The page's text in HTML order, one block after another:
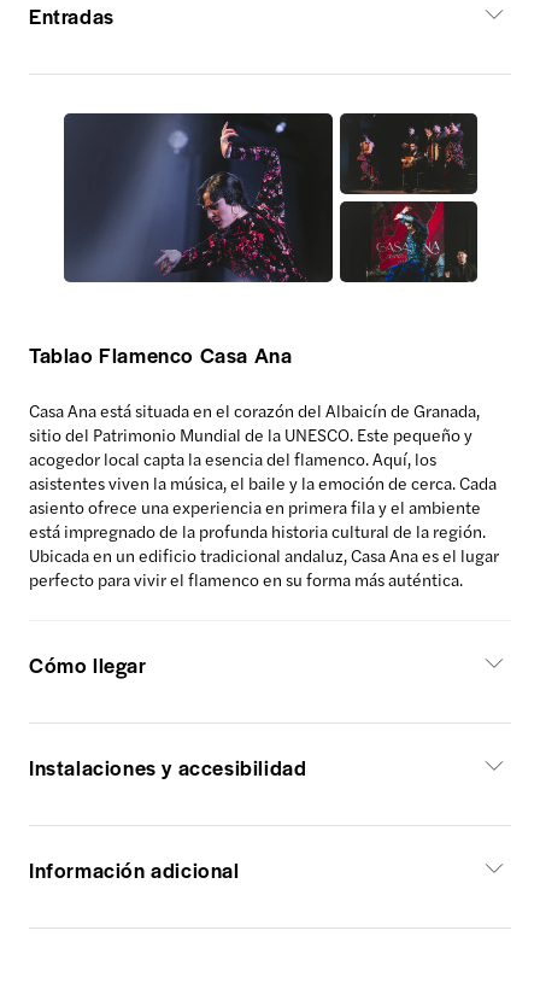
Entradas
Tablao Flamenco Casa Ana
Casa Ana está situada en el corazón del Albaicín de Granada,
sitio del Patrimonio Mundial de la UNESCO. Este pequeño y
acogedor local capta la esencia del flamenco. Aquí, los
asistentes viven la música, el baile y la emoción de cerca. Cada
asiento ofrece una experiencia en primera fila y el ambiente
está impregnado de la profunda historia cultural de la región.
Ubicada en un edificio tradicional andaluz, Casa Ana es el lugar
perfecto para vivir el flamenco en su forma más auténtica.
Cómo llegar
Instalaciones y accesibilidad
Información adicional